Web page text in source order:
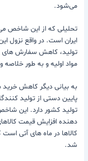
می‌شود.
تحلیلی که از این شاخص می
تولید، کاهش سفارش های
مواد اولیه و به طور
به بیانی دیگر کاهش خرید
پایین دستی از تولید
تولید کشور دارد. این
دهنده افزایش قیمت
کالاها در ماه های آتی
شد.